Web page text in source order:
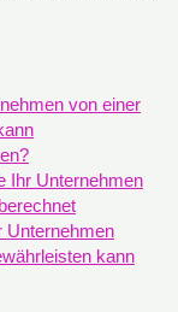
von einer
Ihr Unternehmen
Unternehmen
kann